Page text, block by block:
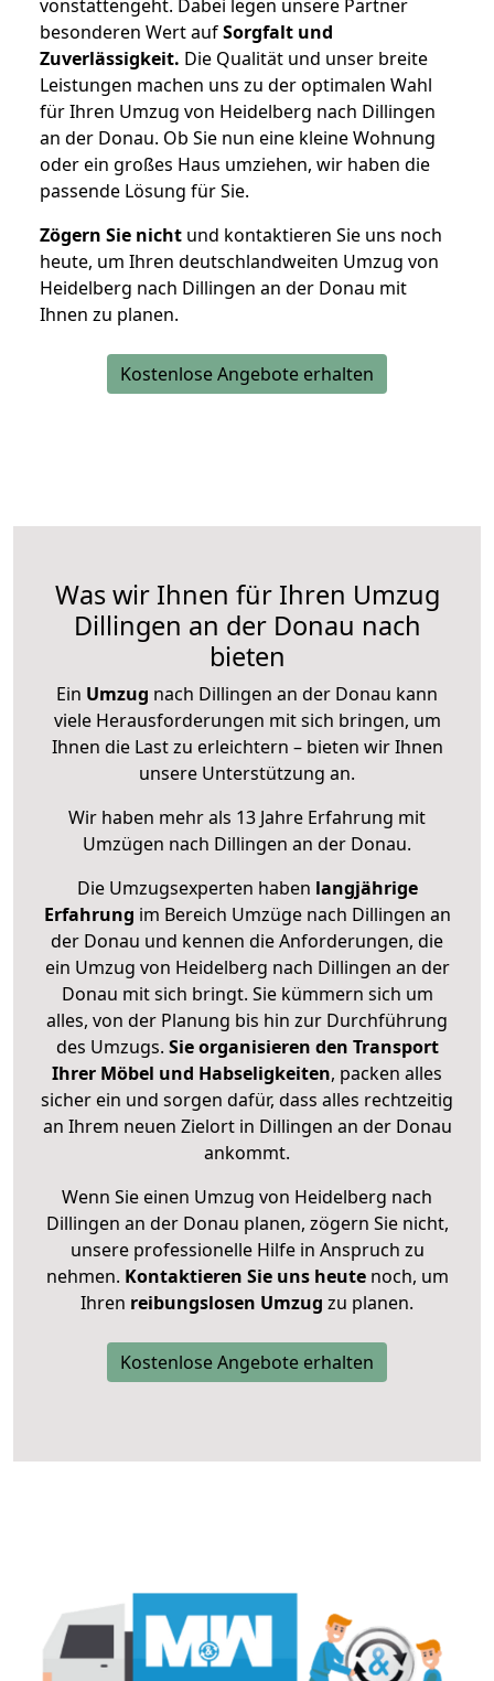
vonstattengeht. Dabei legen unsere Partner
besonderen Wert aufSorgfalt und
Zuverlässigkeit. Die Qualität und unser breite
Leistungen machen uns zu der optimalen Wahl
für Ihren Umzug von Heidelberg nach Dillingen
an der Donau. Ob Sie nun eine kleine Wohnung
oder ein großes Haus umziehen, wir haben die
passende Lösung für Sie.
Zögern Sie nicht und kontaktieren Sie uns noch
heute, um Ihren deutschlandweiten Umzug von
Heidelberg nach Dillingen an der Donau mit
Ihnen zu planen.
Kostenlose Angebote erhalten
Was wir Ihnen für Ihren Umzug
Dillingen an der Donau nach
bieten
Ein Umzug nach Dillingen an der Donau kann
viele Herausforderungen mit sich bringen, um
Ihnen die Last zu erleichtern – bieten wir Ihnen
unsere Unterstützung an.
Wir haben mehr als 13 Jahre Erfahrung mit
Umzügen nach Dillingen an der Donau.
Die Umzugsexperten haben langjährige
Erfahrung im Bereich Umzüge nach Dillingen an
der Donau und kennen die Anforderungen, die
ein Umzug von Heidelberg nach Dillingen an der
Donau mit sich bringt. Sie kümmern sich um
alles, von der Planung bis hin zur Durchführung
des Umzugs. Sie organisieren den Transport
Ihrer Möbel und Habseligkeiten, packen alles
sicher ein und sorgen dafür, dass alles rechtzeitig
an Ihrem neuen Zielort in Dillingen an der Donau
ankommt.
Wenn Sie einen Umzug von Heidelberg nach
Dillingen an der Donau planen, zögern Sie nicht,
unsere professionelle Hilfe in Anspruch zu
nehmen. Kontaktieren Sie uns heutenoch, um
Ihren reibungslosen Umzug zu planen.
Kostenlose Angebote erhalten